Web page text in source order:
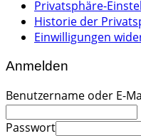
Privatsphäre-
Historie der
Einwilligungen
Anmelden
Benutzername oder E-
Passwort